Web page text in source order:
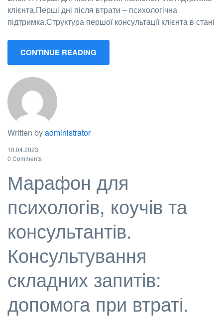
клієнта.Перші дні після втрати – психологічна
підтримка.Структура першої консультації клієнта в стані
CONTINUE READING
Written byadministrator
10.04.2023
0 Comments
Марафон для
психологів, коучів та
консультантів.
Консультування
складних запитів:
допомога при втраті.